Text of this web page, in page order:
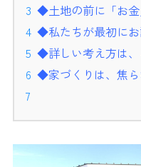
◆土地の前に「お
◆私たちが最初にお
◆詳しい考え方は
◆家づくりは、焦